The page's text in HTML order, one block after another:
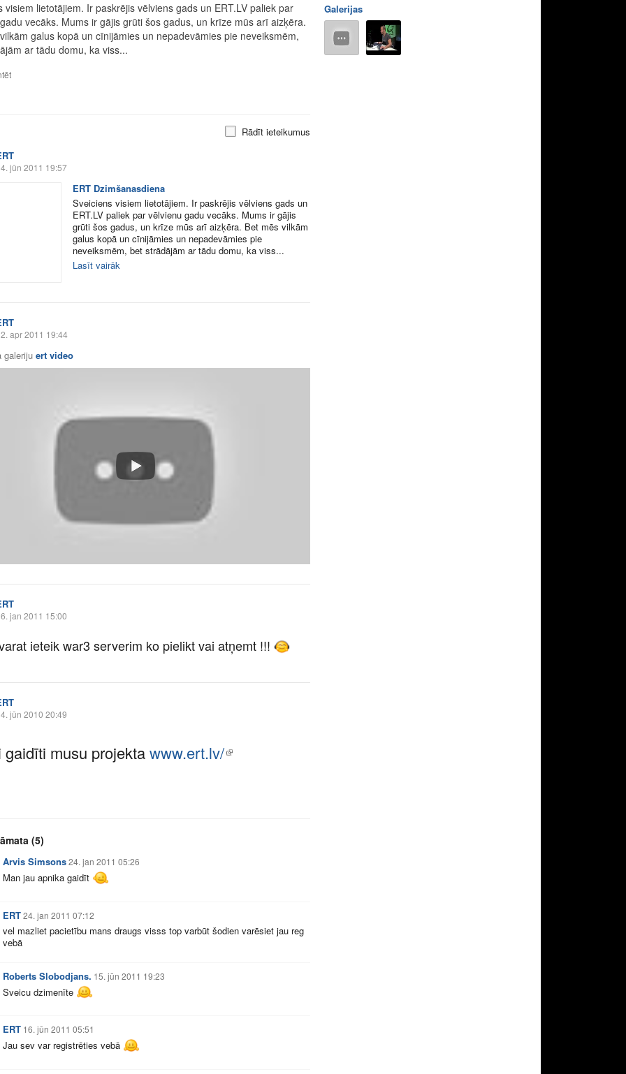
visiem lietotājiem. Ir paskrējis vēlviens gads un ERT.LV paliek par
vecāks. Mums ir gājis grūti šos gadus, un krīze mūs arī aizķēra.
galus kopā un cīnijāmies un nepadevāmies pie neveiksmēm,
ar tādu domu, ka viss...
Rādīt ieteikumus
jūn 2011 19:57
ERT Dzimšanasdiena
Sveiciens visiem lietotājiem. Ir paskrējis vēlviens gads un
ERT.LV paliek par vēlvienu gadu vecāks. Mums ir gājis
grūti šos gadus, un krīze mūs arī aizķēra. Bet mēs vilkām
galus kopā un cīnijāmies un nepadevāmies pie
neveiksmēm, bet strādājām ar tādu domu, ka viss...
Lasīt vairāk
apr 2011 19:44
galeriju ert video
jan 2011 15:00
ieteik war3 serverim ko pielikt vai atņemt !!!
jūn 2010 20:49
gaidīti musu projektawww.ert.lv/
(5)
Arvis Simsons24. jan 2011 05:26
Man jau apnika gaidīt
ERT24. jan 2011 07:12
vel mazliet pacietību mans draugs visss top varbūt šodien varēsiet jau reg
vebā
Roberts Slobodjans. 15. jūn 2011 19:23
Sveicu dzimenīte
ERT 16. jūn 2011 05:51
Jau sev var registrēties vebā
Galerijas